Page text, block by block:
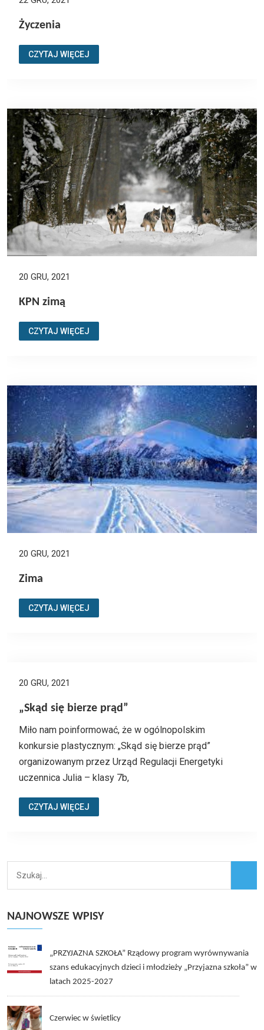
Życzenia
CZYTAJ WIĘCEJ
20 GRU, 2021
KPN zimą
CZYTAJ WIĘCEJ
20 GRU, 2021
Zima
CZYTAJ WIĘCEJ
20 GRU, 2021
„Skąd się bierze prąd”
Miło nam poinformować, że w ogólnopolskim
konkursie plastycznym: „Skąd się bierze prąd”
organizowanym przez Urząd Regulacji Energetyki
uczennica Julia – klasy 7b,
CZYTAJ WIĘCEJ
NAJNOWSZE WPISY
„PRZYJAZNA SZKOŁA” Rządowy program wyrównywania
szans edukacyjnych dzieci i młodzieży „Przyjazna szkoła” w
latach 2025-2027
Czerwiec w świetlicy